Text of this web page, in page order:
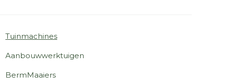
Tuinmachines
Aanbouwwerktuigen
BermMaaiers